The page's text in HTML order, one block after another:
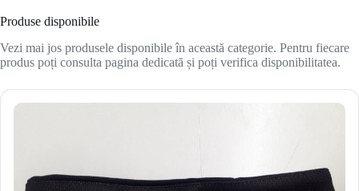
Produse disponibile
Vezi mai jos produsele disponibile în această categorie. Pentru fiecare
produs poți consulta pagina dedicată și poți verifica disponibilitatea.